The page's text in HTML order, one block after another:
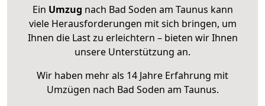
Ein Umzug nach Bad Soden am Taunus kann
viele Herausforderungen mit sich bringen, um
Ihnen die Last zu erleichtern – bieten wir Ihnen
unsere Unterstützung an.
Wir haben mehr als 14 Jahre Erfahrung mit
Umzügen nach Bad Soden am Taunus.